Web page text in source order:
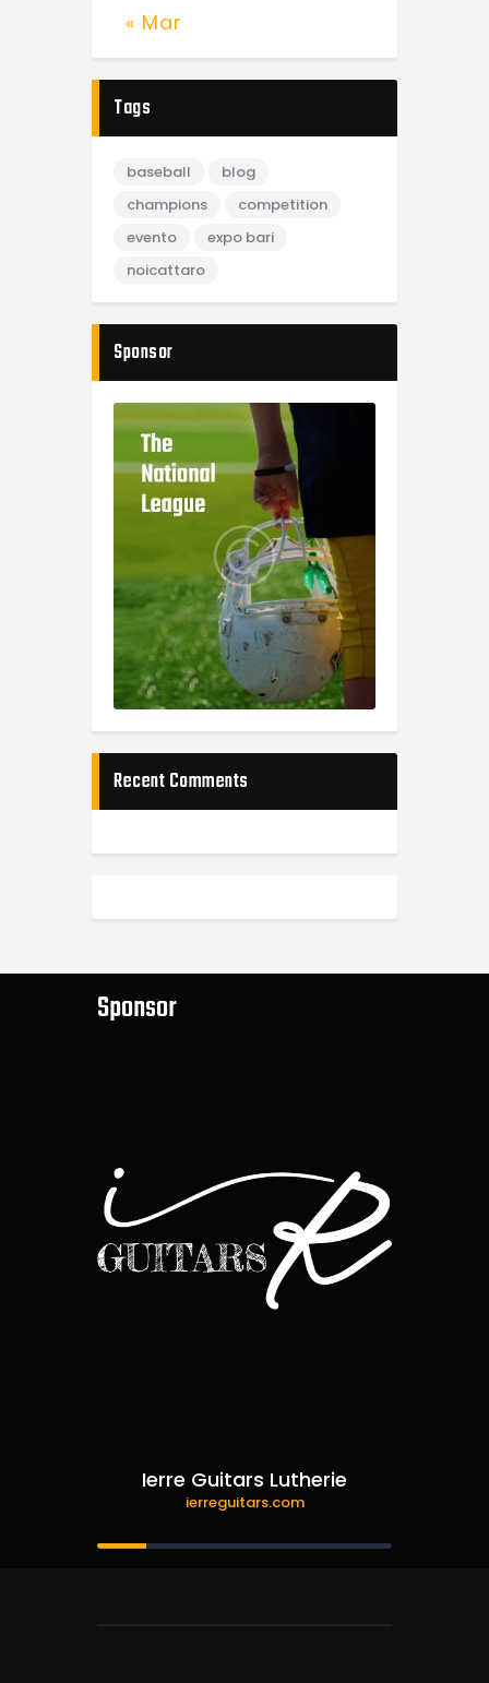
« Mar
Tags
baseball
blog
champions
competition
evento
expo bari
noicattaro
Sponsor
Recent Comments
Sponsor
Ierre Guitars Lutherie
ierreguitars.com